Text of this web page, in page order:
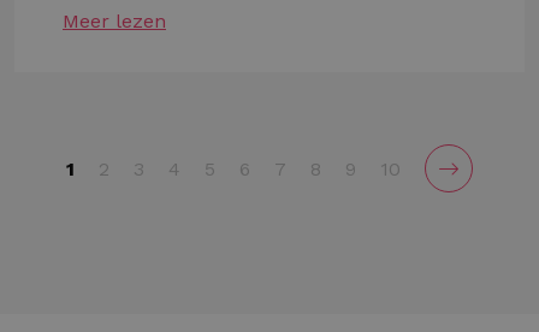
Meer lezen
1 2 3 4 5 6 7 8 9 10